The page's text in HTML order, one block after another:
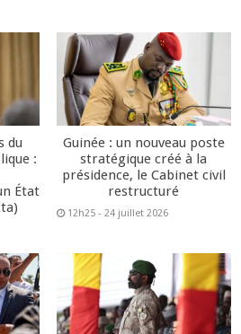
du
:
État
Guinée : un nouveau poste
stratégique créé à la
présidence, le Cabinet civil
restructuré
12h25 - 24 juillet 2026